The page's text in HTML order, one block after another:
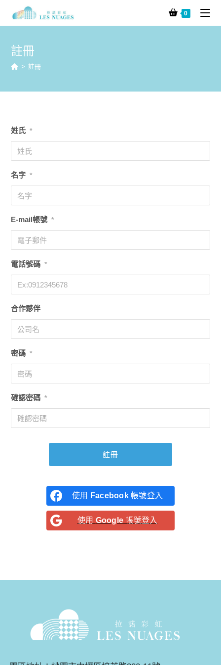
0
註冊
> 註冊
姓氏 *
名字 *
E-mail帳號 *
電話號碼 *
合作夥伴
密碼 *
確認密碼 *
使用 Facebook帳號登入
使用 Google 帳號登入